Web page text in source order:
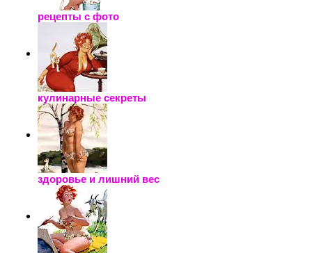
рецепты с фото
кулинарные секреты
здоровье и лишний вес